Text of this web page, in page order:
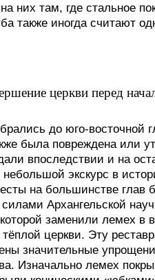
них там, где стальное
также иногда считают
церкви перед
до юго-восточной
была повреждена или
впоследствии и на
экскурс в
на большинстве глав
Архангельской
заменили лемех в
церкви. Эту
значительные
Изначально лемех